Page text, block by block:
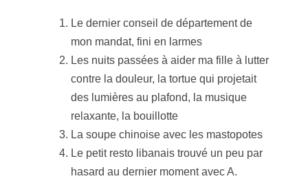
Le dernier conseil de département de
mon mandat, fini en larmes
Les nuits passées à aider ma fille à lutter
contre la douleur, la tortue qui projetait
des lumières au plafond, la musique
relaxante, la bouillotte
La soupe chinoise avec les mastopotes
Le petit resto libanais trouvé un peu par
hasard au dernier moment avec A.